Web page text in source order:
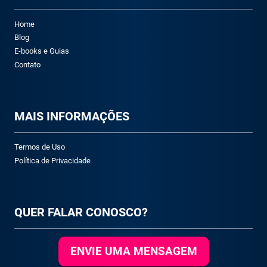
Home
Blog
E-books e Guias
Contato
MAIS INFORMAÇÕES
Termos de Uso
Política de Privacidade
QUER FALAR CONOSCO?
ENVIE UMA MENSAGEM